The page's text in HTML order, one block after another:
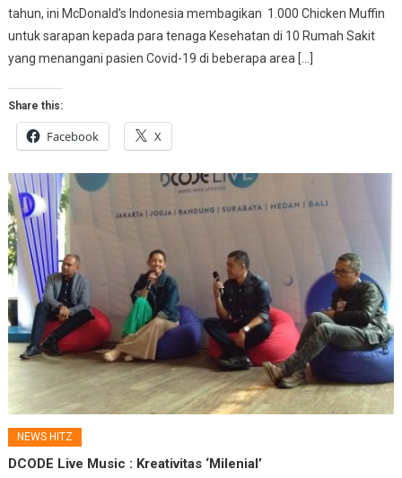
tahun, ini McDonald’s Indonesia membagikan 1.000 Chicken Muffin
untuk sarapan kepada para tenaga Kesehatan di 10 Rumah Sakit
yang menangani pasien Covid-19 di beberapa area […]
Share this:
Facebook X
NEWS HITZ
DCODE Live Music : Kreativitas ‘Milenial’